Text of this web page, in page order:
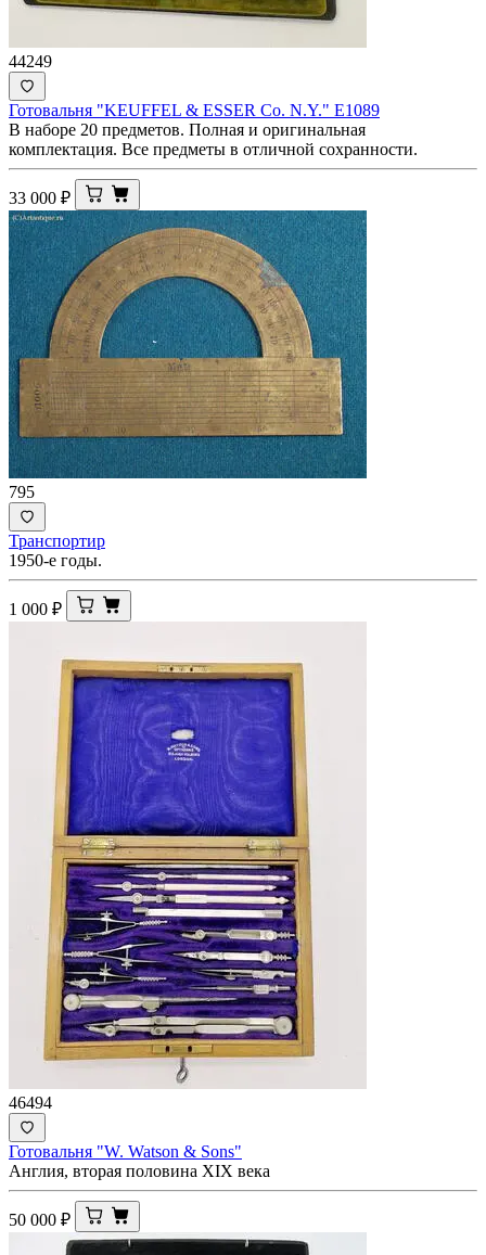
44249
Готовальня "KEUFFEL & ESSER Co. N.Y." E1089
В наборе 20 предметов. Полная и оригинальная
комплектация. Все предметы в отличной сохранности.
33 000 ₽
795
Транспортир
1950-е годы.
1 000 ₽
46494
Готовальня "W. Watson & Sons"
Англия, вторая половина XIX века
50 000 ₽